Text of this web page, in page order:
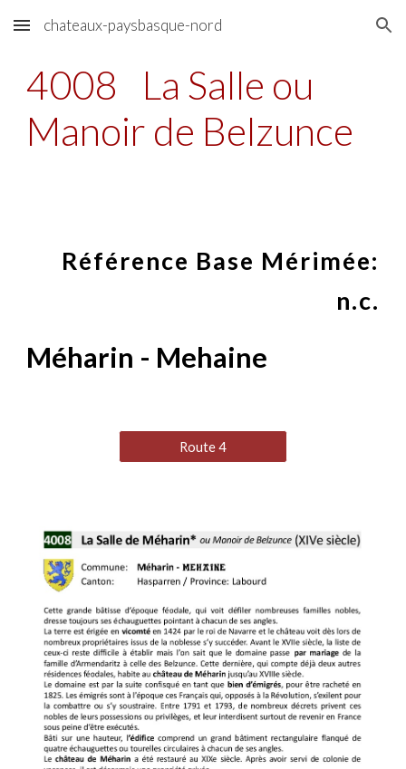
Skip to main content Skip to navigation
chateaux-paysbasque-nord
4008
La Salle ou
Manoir de Belzunce
Référence Base Mérimée:
n.c.
Méharin - Mehaine
Route 4